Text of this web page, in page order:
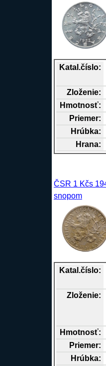
Katal.číslo:
Zloženie:
Hmotnosť:
Priemer:
Hrúbka:
Hrana:
ČSR 1 Kčs
snopom
Katal.číslo:
Zloženie:
Hmotnosť:
Priemer:
Hrúbka: